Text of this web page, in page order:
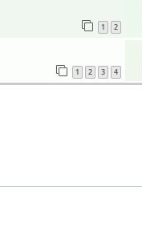
1 2
1 2 3 4